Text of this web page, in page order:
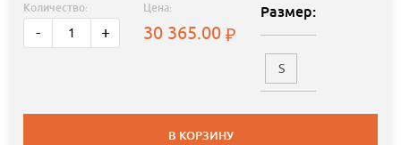
Количество:
- +
Цена:
30 365.00
Размер:
S
В КОРЗИНУ